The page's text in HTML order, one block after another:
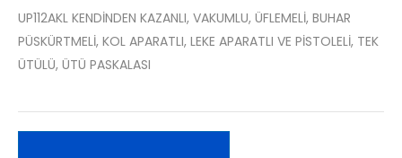
UP112AKL KENDİNDEN KAZANLI, VAKUMLU, ÜFLEMELİ, BUHAR
PÜSKÜRTMELİ, KOL APARATLI, LEKE APARATLI VE PİSTOLELİ, TEK
ÜTÜLÜ, ÜTÜ PASKALASI